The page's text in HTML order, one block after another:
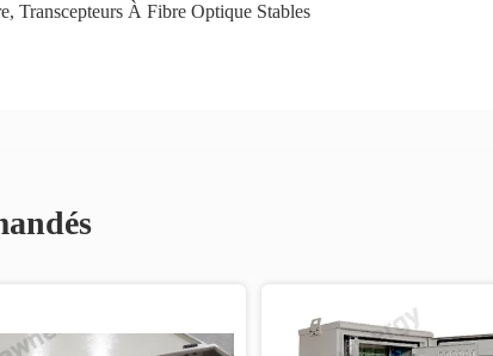
, Transcepteurs À Fibre Optique Stables